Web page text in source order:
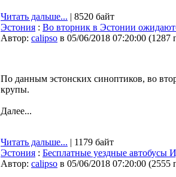
Читать дальше... | 8520 байт
Эстония : Во вторник в Эстонии
Автор: calipso в 05/06/2018 07:20:00 (1287
По данным эстонских синоптиков, во
крупы.
Далее...
Читать дальше... | 1179 байт
Эстония : Бесплатные уездные автобусы
Автор: calipso в 05/06/2018 07:20:00 (2555